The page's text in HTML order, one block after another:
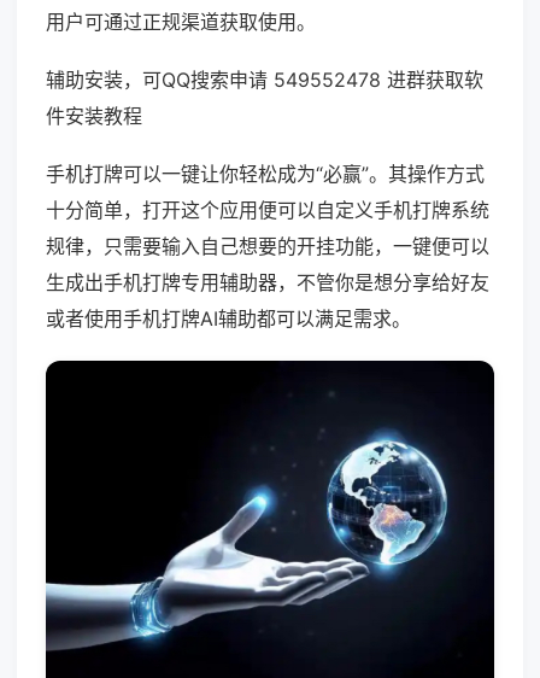
用户可通过正规渠道获取使用。
辅助安装，可QQ搜索申请 549552478 进群获取软
件安装教程
手机打牌可以一键让你轻松成为“必赢”。其操作方式
十分简单，打开这个应用便可以自定义手机打牌系统
规律，只需要输入自己想要的开挂功能，一键便可以
生成出手机打牌专用辅助器，不管你是想分享给好友
或者使用手机打牌AI辅助都可以满足需求。